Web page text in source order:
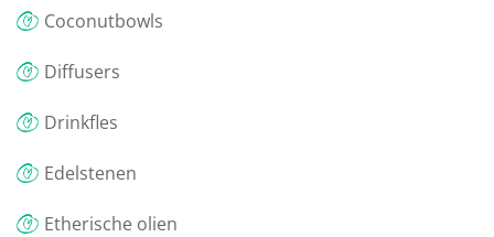
Coconutbowls
Diffusers
Drinkfles
Edelstenen
Etherische olien